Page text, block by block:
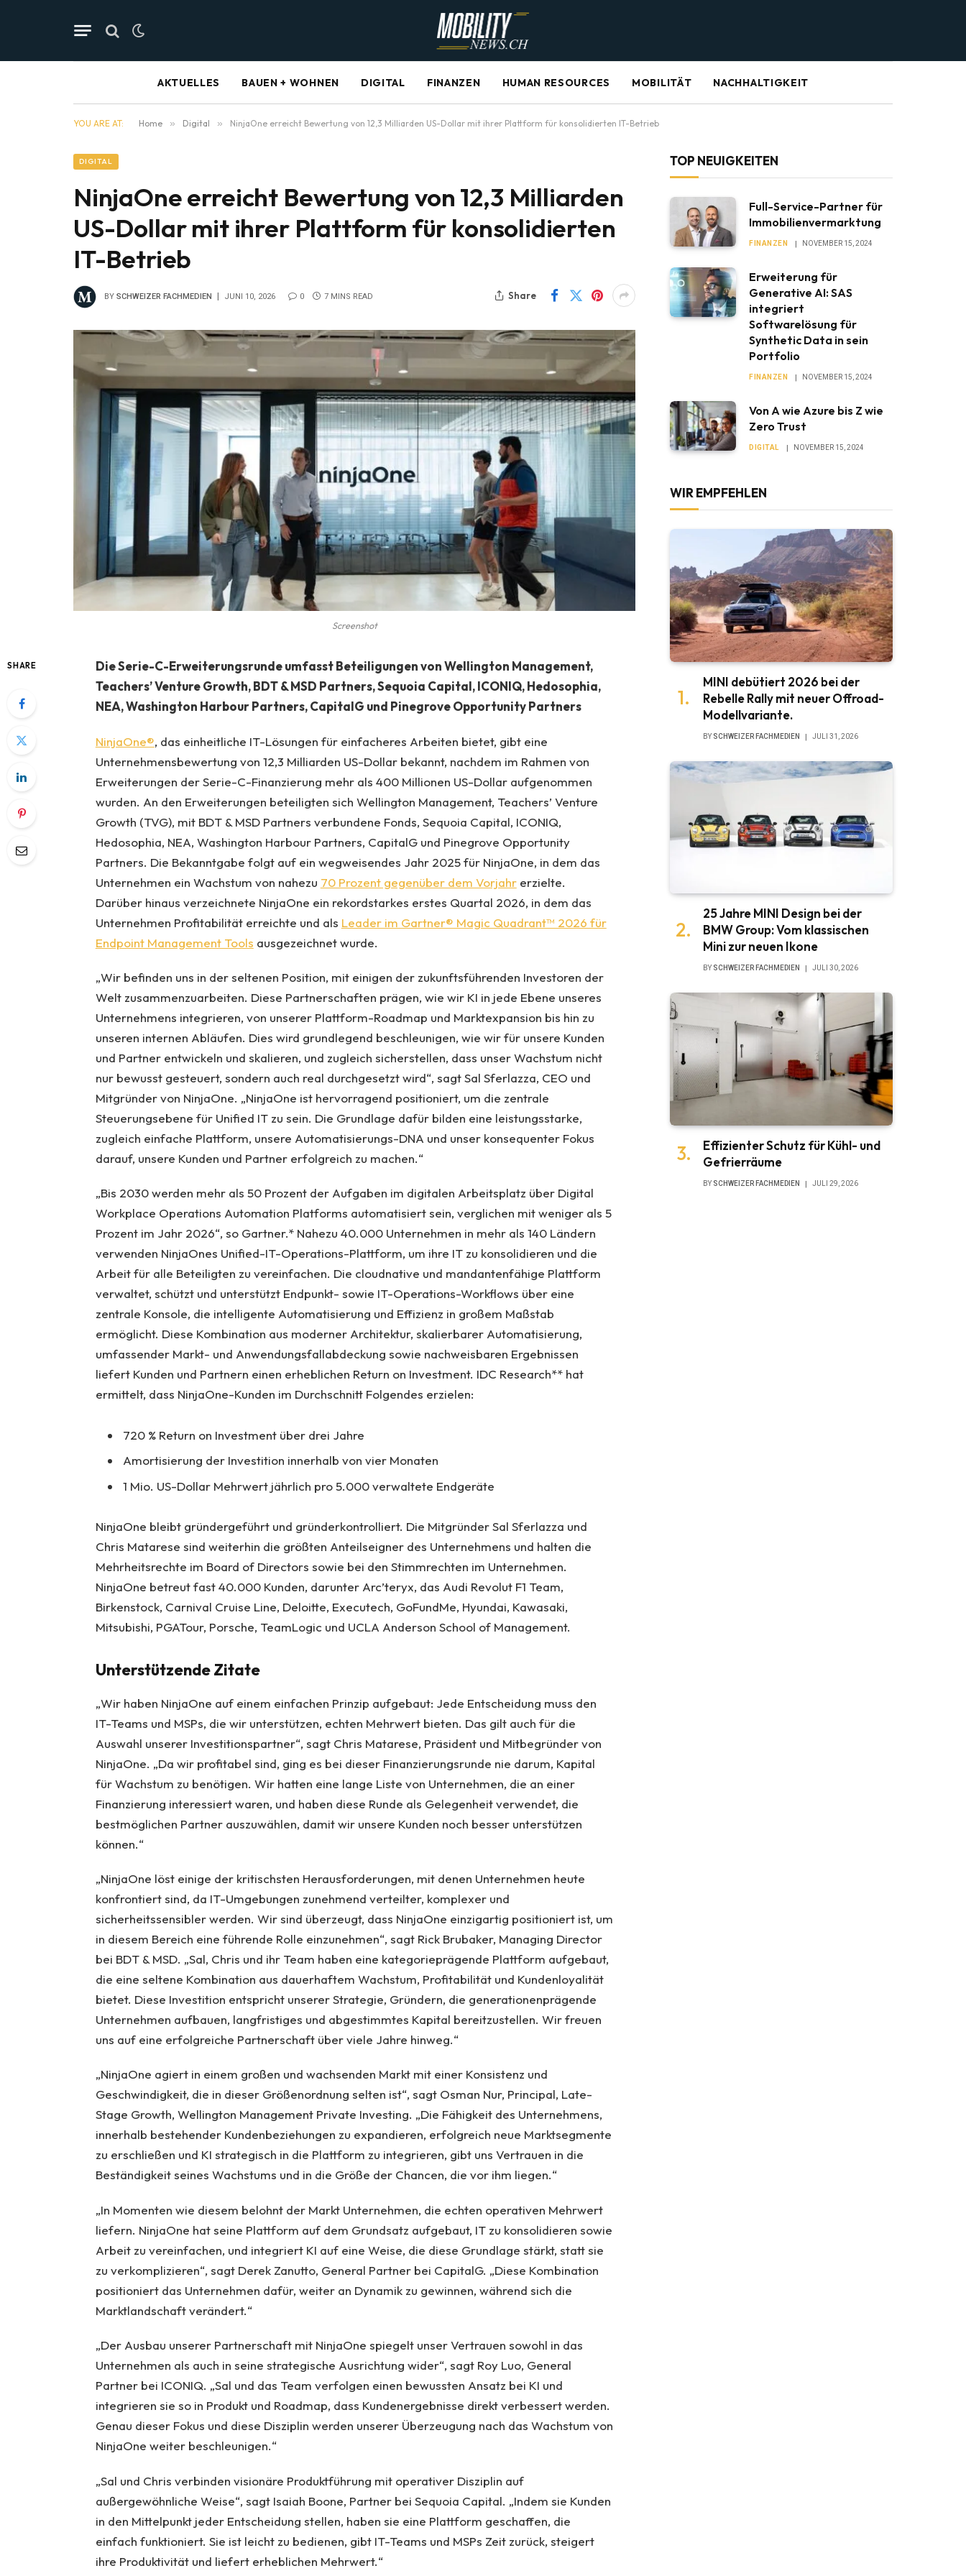
AKTUELLES BAUEN + WOHNEN DIGITAL FINANZEN HUMAN RESOURCES MOBILITÄT NACHHALTIGKEIT
YOU ARE AT: Home » Digital » NinjaOne erreicht Bewertung von 12,3 Milliarden US-Dollar mit ihrer Plattform für konsolidierten IT-Betrieb
DIGITAL
NinjaOne erreicht Bewertung von 12,3 Milliarden
US-Dollar mit ihrer Plattform für konsolidierten
IT-Betrieb
BY SCHWEIZER FACHMEDIEN JUNI 10, 2026 0 7 MINS READ Share
Screenshot
SHARE
Die Serie-C-Erweiterungsrunde umfasst Beteiligungen von Wellington Management,
Teachers’ Venture Growth, BDT & MSD Partners, Sequoia Capital, ICONIQ, Hedosophia,
NEA, Washington Harbour Partners, CapitalG und Pinegrove Opportunity Partners
NinjaOne®, das einheitliche IT-Lösungen für einfacheres Arbeiten bietet, gibt eine
Unternehmensbewertung von 12,3 Milliarden US-Dollar bekannt, nachdem im Rahmen von
Erweiterungen der Serie-C-Finanzierung mehr als 400 Millionen US-Dollar aufgenommen
wurden. An den Erweiterungen beteiligten sich Wellington Management, Teachers’ Venture
Growth (TVG), mit BDT & MSD Partners verbundene Fonds, Sequoia Capital, ICONIQ,
Hedosophia, NEA, Washington Harbour Partners, CapitalG und Pinegrove Opportunity
Partners. Die Bekanntgabe folgt auf ein wegweisendes Jahr 2025 für NinjaOne, in dem das
Unternehmen ein Wachstum von nahezu 70 Prozent gegenüber dem Vorjahrerzielte.
Darüber hinaus verzeichnete NinjaOne ein rekordstarkes erstes Quartal 2026, in dem das
Unternehmen Profitabilität erreichte und als Leader im Gartner® Magic Quadrant™ 2026 für
Endpoint Management Tools ausgezeichnet wurde.
„Wir befinden uns in der seltenen Position, mit einigen der zukunftsführenden Investoren der
Welt zusammenzuarbeiten. Diese Partnerschaften prägen, wie wir KI in jede Ebene unseres
Unternehmens integrieren, von unserer Plattform-Roadmap und Marktexpansion bis hin zu
unseren internen Abläufen. Dies wird grundlegend beschleunigen, wie wir für unsere Kunden
und Partner entwickeln und skalieren, und zugleich sicherstellen, dass unser Wachstum nicht
nur bewusst gesteuert, sondern auch real durchgesetzt wird“, sagt Sal Sferlazza, CEO und
Mitgründer von NinjaOne. „NinjaOne ist hervorragend positioniert, um die zentrale
Steuerungsebene für Unified IT zu sein. Die Grundlage dafür bilden eine leistungsstarke,
zugleich einfache Plattform, unsere Automatisierungs-DNA und unser konsequenter Fokus
darauf, unsere Kunden und Partner erfolgreich zu machen.“
„Bis 2030 werden mehr als 50 Prozent der Aufgaben im digitalen Arbeitsplatz über Digital
Workplace Operations Automation Platforms automatisiert sein, verglichen mit weniger als 5
Prozent im Jahr 2026“, so Gartner.* Nahezu 40.000 Unternehmen in mehr als 140 Ländern
verwenden NinjaOnes Unified-IT-Operations-Plattform, um ihre IT zu konsolidieren und die
Arbeit für alle Beteiligten zu vereinfachen. Die cloudnative und mandantenfähige Plattform
verwaltet, schützt und unterstützt Endpunkt- sowie IT-Operations-Workflows über eine
zentrale Konsole, die intelligente Automatisierung und Effizienz in großem Maßstab
ermöglicht. Diese Kombination aus moderner Architektur, skalierbarer Automatisierung,
umfassender Markt- und Anwendungsfallabdeckung sowie nachweisbaren Ergebnissen
liefert Kunden und Partnern einen erheblichen Return on Investment. IDC Research** hat
ermittelt, dass NinjaOne-Kunden im Durchschnitt Folgendes erzielen:
720 % Return on Investment über drei Jahre
Amortisierung der Investition innerhalb von vier Monaten
1 Mio. US-Dollar Mehrwert jährlich pro 5.000 verwaltete Endgeräte
NinjaOne bleibt gründergeführt und gründerkontrolliert. Die Mitgründer Sal Sferlazza und
Chris Matarese sind weiterhin die größten Anteilseigner des Unternehmens und halten die
Mehrheitsrechte im Board of Directors sowie bei den Stimmrechten im Unternehmen.
NinjaOne betreut fast 40.000 Kunden, darunter Arc’teryx, das Audi Revolut F1 Team,
Birkenstock, Carnival Cruise Line, Deloitte, Executech, GoFundMe, Hyundai, Kawasaki,
Mitsubishi, PGATour, Porsche, TeamLogic und UCLA Anderson School of Management.
Unterstützende Zitate
„Wir haben NinjaOne auf einem einfachen Prinzip aufgebaut: Jede Entscheidung muss den
IT-Teams und MSPs, die wir unterstützen, echten Mehrwert bieten. Das gilt auch für die
Auswahl unserer Investitionspartner“, sagt Chris Matarese, Präsident und Mitbegründer von
NinjaOne. „Da wir profitabel sind, ging es bei dieser Finanzierungsrunde nie darum, Kapital
für Wachstum zu benötigen. Wir hatten eine lange Liste von Unternehmen, die an einer
Finanzierung interessiert waren, und haben diese Runde als Gelegenheit verwendet, die
bestmöglichen Partner auszuwählen, damit wir unsere Kunden noch besser unterstützen
können.“
„NinjaOne löst einige der kritischsten Herausforderungen, mit denen Unternehmen heute
konfrontiert sind, da IT-Umgebungen zunehmend verteilter, komplexer und
sicherheitssensibler werden. Wir sind überzeugt, dass NinjaOne einzigartig positioniert ist, um
in diesem Bereich eine führende Rolle einzunehmen“, sagt Rick Brubaker, Managing Director
bei BDT & MSD. „Sal, Chris und ihr Team haben eine kategorieprägende Plattform aufgebaut,
die eine seltene Kombination aus dauerhaftem Wachstum, Profitabilität und Kundenloyalität
bietet. Diese Investition entspricht unserer Strategie, Gründern, die generationenprägende
Unternehmen aufbauen, langfristiges und abgestimmtes Kapital bereitzustellen. Wir freuen
uns auf eine erfolgreiche Partnerschaft über viele Jahre hinweg.“
„NinjaOne agiert in einem großen und wachsenden Markt mit einer Konsistenz und
Geschwindigkeit, die in dieser Größenordnung selten ist“, sagt Osman Nur, Principal, Late-
Stage Growth, Wellington Management Private Investing. „Die Fähigkeit des Unternehmens,
innerhalb bestehender Kundenbeziehungen zu expandieren, erfolgreich neue Marktsegmente
zu erschließen und KI strategisch in die Plattform zu integrieren, gibt uns Vertrauen in die
Beständigkeit seines Wachstums und in die Größe der Chancen, die vor ihm liegen.“
„In Momenten wie diesem belohnt der Markt Unternehmen, die echten operativen Mehrwert
liefern. NinjaOne hat seine Plattform auf dem Grundsatz aufgebaut, IT zu konsolidieren sowie
Arbeit zu vereinfachen, und integriert KI auf eine Weise, die diese Grundlage stärkt, statt sie
zu verkomplizieren“, sagt Derek Zanutto, General Partner bei CapitalG. „Diese Kombination
positioniert das Unternehmen dafür, weiter an Dynamik zu gewinnen, während sich die
Marktlandschaft verändert.“
„Der Ausbau unserer Partnerschaft mit NinjaOne spiegelt unser Vertrauen sowohl in das
Unternehmen als auch in seine strategische Ausrichtung wider“, sagt Roy Luo, General
Partner bei ICONIQ. „Sal und das Team verfolgen einen bewussten Ansatz bei KI und
integrieren sie so in Produkt und Roadmap, dass Kundenergebnisse direkt verbessert werden.
Genau dieser Fokus und diese Disziplin werden unserer Überzeugung nach das Wachstum von
NinjaOne weiter beschleunigen.“
„Sal und Chris verbinden visionäre Produktführung mit operativer Disziplin auf
außergewöhnliche Weise“, sagt Isaiah Boone, Partner bei Sequoia Capital. „Indem sie Kunden
in den Mittelpunkt jeder Entscheidung stellen, haben sie eine Plattform geschaffen, die
einfach funktioniert. Sie ist leicht zu bedienen, gibt IT-Teams und MSPs Zeit zurück, steigert
ihre Produktivität und liefert erheblichen Mehrwert.“
TOP NEUIGKEITEN
Full-Service-Partner für
Immobilienvermarktung
FINANZEN NOVEMBER 15, 2024
Erweiterung für
Generative AI: SAS
integriert
Softwarelösung für
Synthetic Data in sein
Portfolio
FINANZEN NOVEMBER 15, 2024
Von A wie Azure bis Z wie
Zero Trust
DIGITAL NOVEMBER 15, 2024
WIR EMPFEHLEN
MINI debütiert 2026 bei der
Rebelle Rally mit neuer Offroad-
Modellvariante.
BY SCHWEIZER FACHMEDIEN JULI 31, 2026
25 Jahre MINI Design bei der
BMW Group: Vom klassischen
Mini zur neuen Ikone
BY SCHWEIZER FACHMEDIEN JULI 30, 2026
Effizienter Schutz für Kühl- und
Gefrierräume
BY SCHWEIZER FACHMEDIEN JULI 29, 2026